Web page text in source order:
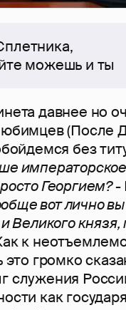
можешь и ты
давнее но
(После
без
Георгием?-
вот лично
Великого
к
громко
служения
как